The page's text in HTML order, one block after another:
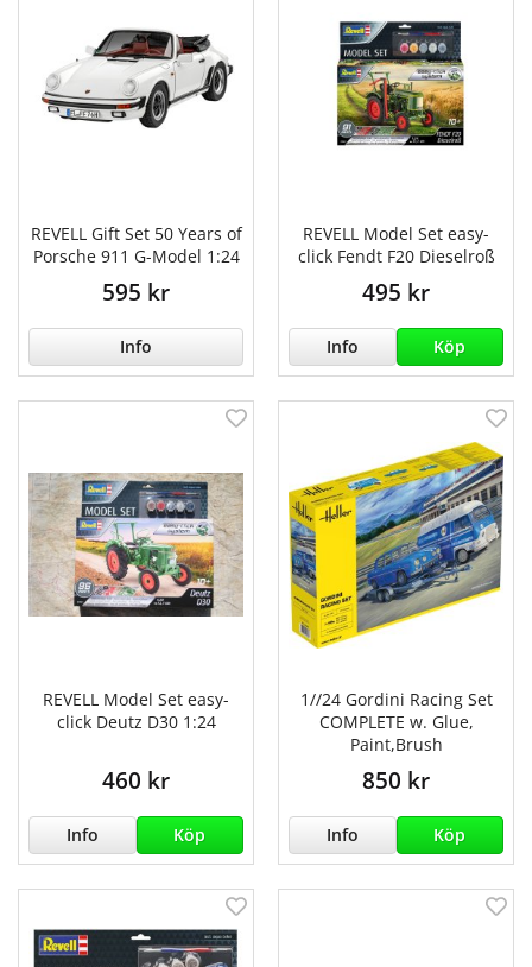
REVELL Gift Set 50 Years of
Porsche 911 G-Model 1:24
595 kr
Info
REVELL Model Set easy-
click Fendt F20 Dieselroß
495 kr
Info Köp
REVELL Model Set easy-
click Deutz D30 1:24
460 kr
Info Köp
1//24 Gordini Racing Set
COMPLETE w. Glue,
Paint,Brush
850 kr
Info Köp